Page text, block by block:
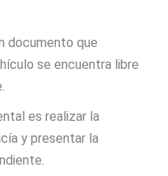
documento que
se encuentra libre
es realizar la
y presentar la